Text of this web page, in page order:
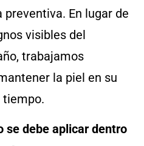
En lugar de
visibles del
trabajamos
la piel en su
tiempo.
se debe aplicar dentro